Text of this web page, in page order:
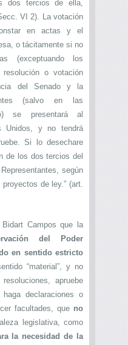
dos tercios de ella,
VI 2). La votación
en actas y el
o tácitamente si no
(exceptuando los
resolución o votación
del Senado y la
(salvo en las
se presentará al
Unidos, y no tendrá
Si lo desechare
de los dos tercios del
según
de ley.” (art.
Campos que la
del Poder
en sentido estricto
“material”, y no
apruebe
declaraciones o
facultades, que no
legislativa, como
la necesidad de la